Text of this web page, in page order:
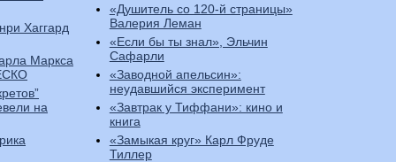
Хаггард
Маркса
на
«Душитель со 120-й страницы»
Валерия Леман
«Если бы ты знал», Эльчин
Сафарли
«Заводной апельсин»:
неудавшийся эксперимент
«Завтрак у Тиффани»: кино и
книга
«Замыкая круг» Карл Фруде
Тиллер